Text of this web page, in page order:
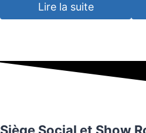
Lire la suite